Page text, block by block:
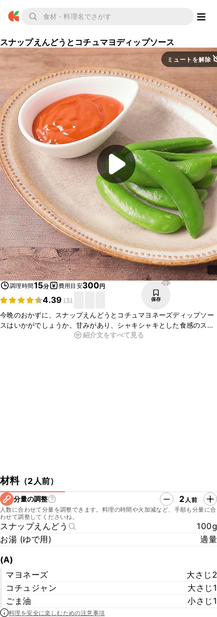
スナップえんどうとコチュマヨディップソース
ミュートを解除
調理時間15分 費用目安300円
4.39 ( 5)
292
保存
今晩のおかずに、スナップえんどうとコチュマヨネーズディップソー
スはいかがでしょうか。甘みがあり、シャキシャキとした食感のス
ナップえんどうに、ピリ辛のコチュマヨネーズのディップソースをつ
紹介文をすべて見る
材料（2人前）
分量の調整 2 人前
人数に合わせて分量を調整できます。料理の時間や火加減など、手順も分量に合
わせて調整してくださいね。
スナップえんどう
100g
お湯 (ゆで用)
適量
(A)
マヨネーズ
大さじ2
コチュジャン
大さじ1
ごま油
小さじ1
料理を安全に楽しむための注意事項